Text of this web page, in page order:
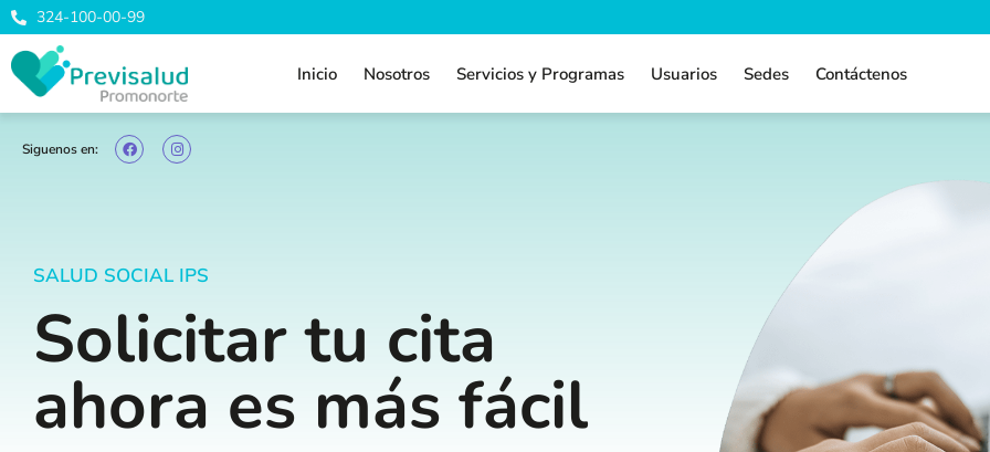
324-100-00-99
Inicio Nosotros Servicios y Programas Usuarios Sedes Contáctenos
Siguenos en:
SALUD SOCIAL IPS
Solicitar tu cita
ahora es más fácil